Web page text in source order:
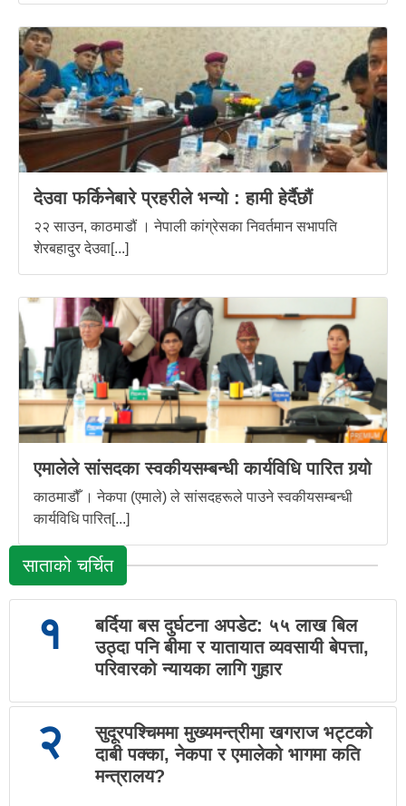
देउवा फर्किनेबारे प्रहरीले भन्यो : हामी हेर्दैछौं
२२ साउन, काठमाडौं । नेपाली कांग्रेसका निवर्तमान सभापति
शेरबहादुर देउवा[...]
एमालेले सांसदका स्वकीयसम्बन्धी कार्यविधि पारित गर्‍यो
काठमाडौँ । नेकपा (एमाले) ले सांसदहरूले पाउने स्वकीयसम्बन्धी
कार्यविधि पारित[...]
साताको चर्चित
१
बर्दिया बस दुर्घटना अपडेट: ५५ लाख बिल
उठ्दा पनि बीमा र यातायात व्यवसायी बेपत्ता,
परिवारको न्यायका लागि गुहार
२
सुदूरपश्चिममा मुख्यमन्त्रीमा खगराज भट्टको
दाबी पक्का, नेकपा र एमालेको भागमा कति
मन्त्रालय?